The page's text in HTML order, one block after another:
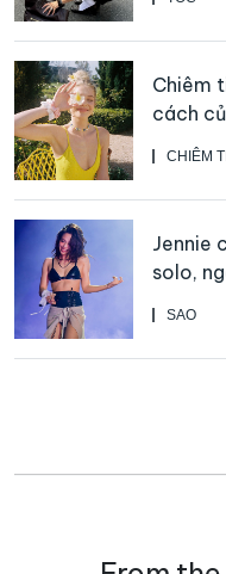
CHIÊM
Chiêm
cách
SAO
Jennie
solo,